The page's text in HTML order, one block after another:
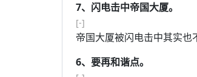
7、闪电击中帝国大厦。
[-]
帝国大厦被闪电击中其实也
6、要再和谐点。